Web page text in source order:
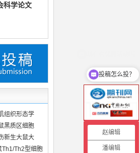
科学论文
组织形态学
黑质区细胞
新生大鼠大
Th2型细胞因
赵编辑
潘编辑
投稿怎么投？